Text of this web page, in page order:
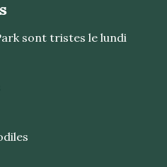
sont tristes le lundi